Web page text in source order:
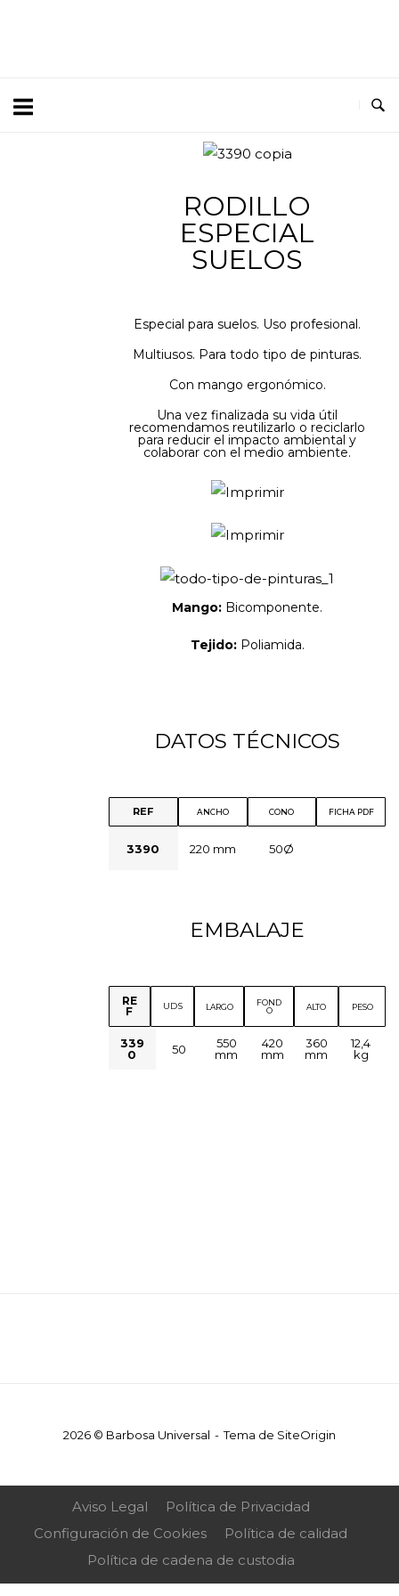
RODILLO
ESPECIAL
SUELOS
Especial para suelos. Uso profesional.
Multiusos. Para todo tipo de pinturas.
Con mango ergonómico.
Una vez finalizada su vida útil
recomendamos reutilizarlo o reciclarlo
para reducir el impacto ambiental y
colaborar con el medio ambiente.
Mango: Bicomponente.
Tejido: Poliamida.
DATOS TÉCNICOS
REF ANCHO CONO FICHA PDF
3390 220 mm 50Ø
EMBALAJE
RE
F
UDS LARGO
FOND
O
ALTO PESO
339
0
50
550
mm
420
mm
360
mm
12,4
kg
2026 © Barbosa Universal Tema de SiteOrigin
Aviso Legal
Política de Privacidad
Configuración de Cookies
Política de calidad
Política de cadena de custodia